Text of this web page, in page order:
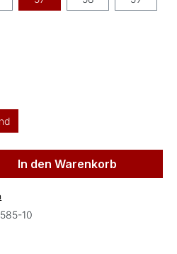
den gewünschten
In den Warenkorb
10